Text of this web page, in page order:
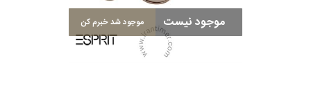
موجود نیست موجود شد خبرم کن